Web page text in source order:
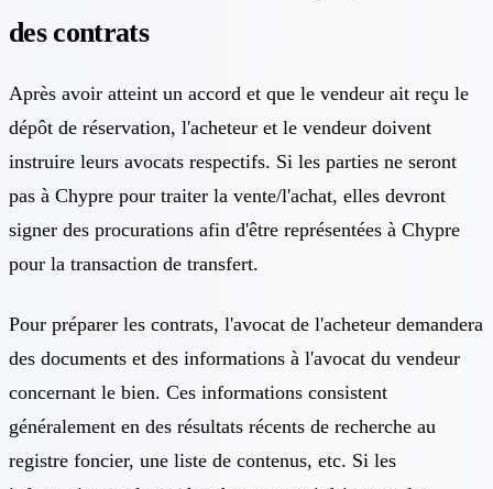
des contrats
Après avoir atteint un accord et que le vendeur ait reçu le
dépôt de réservation, l'acheteur et le vendeur doivent
instruire leurs avocats respectifs. Si les parties ne seront
pas à Chypre pour traiter la vente/l'achat, elles devront
signer des procurations afin d'être représentées à Chypre
pour la transaction de transfert.
Pour préparer les contrats, l'avocat de l'acheteur demandera
des documents et des informations à l'avocat du vendeur
concernant le bien. Ces informations consistent
généralement en des résultats récents de recherche au
registre foncier, une liste de contenus, etc. Si les